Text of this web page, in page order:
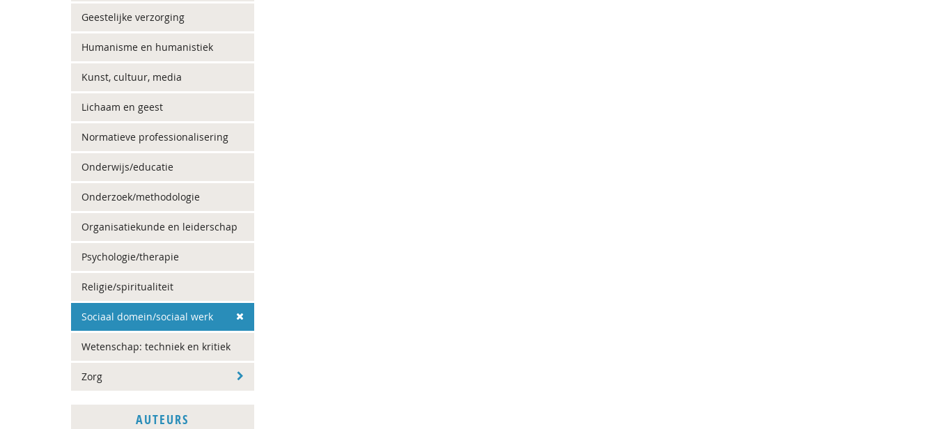
Geestelijke verzorging
Humanisme en humanistiek
Kunst, cultuur, media
Lichaam en geest
Normatieve professionalisering
Onderwijs/educatie
Onderzoek/methodologie
Organisatiekunde en leiderschap
Psychologie/therapie
Religie/spiritualiteit
Sociaal domein/sociaal werk
Wetenschap: techniek en kritiek
Zorg
AUTEURS